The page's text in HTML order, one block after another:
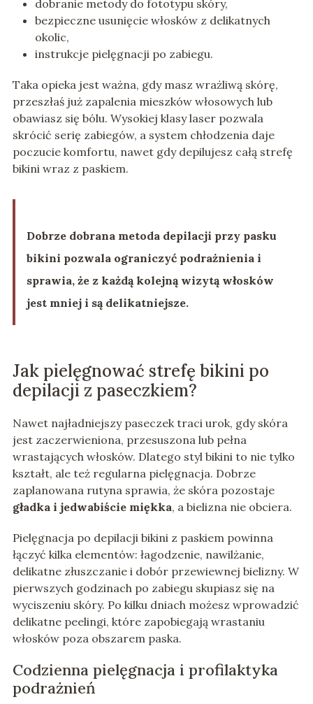
dobranie metody do fototypu skóry,
bezpieczne usunięcie włosków z delikatnych
okolic,
instrukcje pielęgnacji po zabiegu.
Taka opieka jest ważna, gdy masz wrażliwą skórę,
przeszłaś już zapalenia mieszków włosowych lub
obawiasz się bólu. Wysokiej klasy laser pozwala
skrócić serię zabiegów, a system chłodzenia daje
poczucie komfortu, nawet gdy depilujesz całą strefę
bikini wraz z paskiem.
Dobrze dobrana metoda depilacji przy pasku
bikini pozwala ograniczyć podrażnienia i
sprawia, że z każdą kolejną wizytą włosków
jest mniej i są delikatniejsze.
Jak pielęgnować strefę bikini po
depilacji z paseczkiem?
Nawet najładniejszy paseczek traci urok, gdy skóra
jest zaczerwieniona, przesuszona lub pełna
wrastających włosków. Dlatego styl bikini to nie tylko
kształt, ale też regularna pielęgnacja. Dobrze
zaplanowana rutyna sprawia, że skóra pozostaje
gładka i jedwabiście miękka, a bielizna nie obciera.
Pielęgnacja po depilacji bikini z paskiem powinna
łączyć kilka elementów: łagodzenie, nawilżanie,
delikatne złuszczanie i dobór przewiewnej bielizny. W
pierwszych godzinach po zabiegu skupiasz się na
wyciszeniu skóry. Po kilku dniach możesz wprowadzić
delikatne peelingi, które zapobiegają wrastaniu
włosków poza obszarem paska.
Codzienna pielęgnacja i profilaktyka
podrażnień